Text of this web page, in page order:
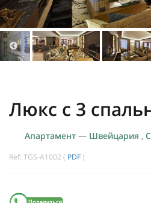
Люкс с 3
Апартамент — Швейцария ,
Ref: TGS-A1002 ( PDF )